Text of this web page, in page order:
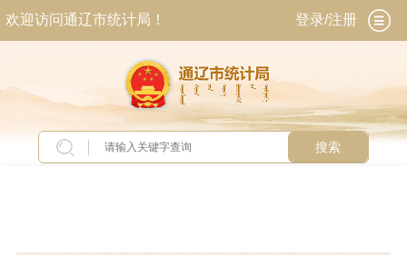
欢迎访问通辽市统计局！ 登录/注册
搜索